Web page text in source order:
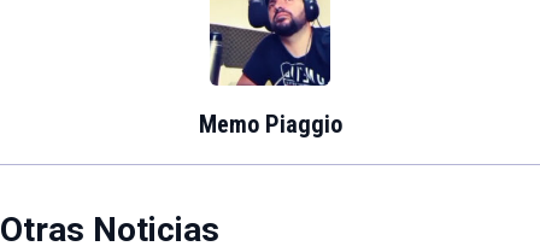
Memo Piaggio
Otras Noticias